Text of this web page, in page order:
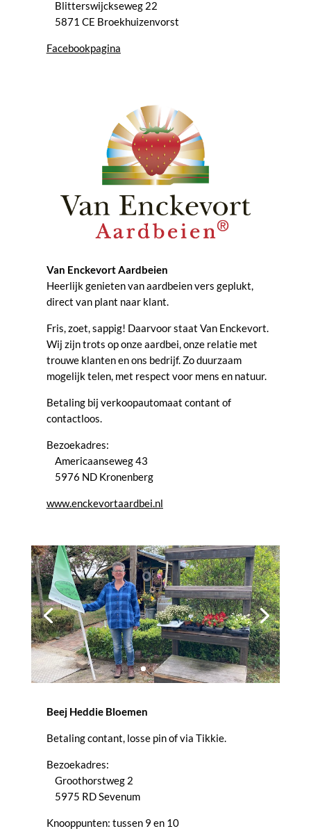
Blitterswijckseweg 22
5871 CE Broekhuizenvorst
Facebookpagina
Van Enckevort Aardbeien
Heerlijk genieten van aardbeien vers geplukt,
direct van plant naar klant.
Fris, zoet, sappig! Daarvoor staat Van Enckevort.
Wij zijn trots op onze aardbei, onze relatie met
trouwe klanten en ons bedrijf. Zo duurzaam
mogelijk telen, met respect voor mens en natuur.
Betaling bij verkoopautomaat contant of
contactloos.
Bezoekadres:
Americaanseweg 43
5976 ND Kronenberg
www.enckevortaardbei.nl
Beej Heddie Bloemen
Betaling contant, losse pin of via Tikkie.
Bezoekadres:
Groothorstweg 2
5975 RD Sevenum
Knooppunten: tussen 9 en 10